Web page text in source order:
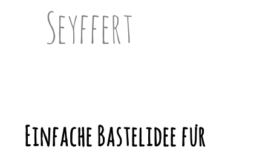
Seyffert
Einfache Bastelidee für